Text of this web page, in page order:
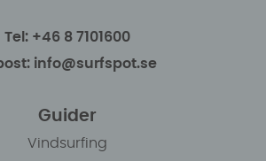
Tel: +46 8 7101600
info@surfspot.se
Guider
Vindsurfing